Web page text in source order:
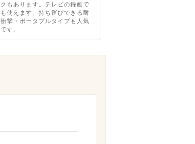
クもあります。テレビの録画で
も使えます。持ち運びできる耐
衝撃・ポータブルタイプも人気
です。